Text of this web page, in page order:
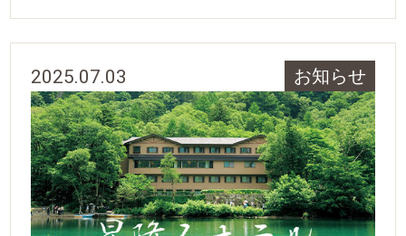
2025.07.03 お知らせ